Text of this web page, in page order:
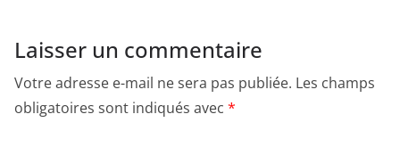
Laisser un commentaire
Votre adresse e-mail ne sera pas publiée. Les champs
obligatoires sont indiqués avec *